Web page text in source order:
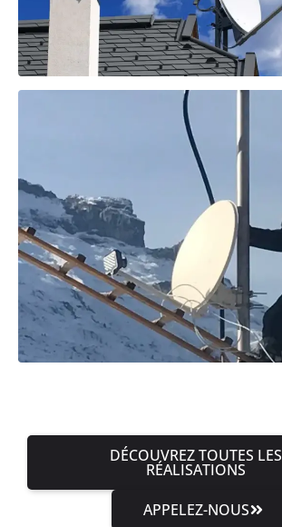
DÉCOUVREZ TOUTES LES
RÉALISATIONS
APPELEZ-NOUS